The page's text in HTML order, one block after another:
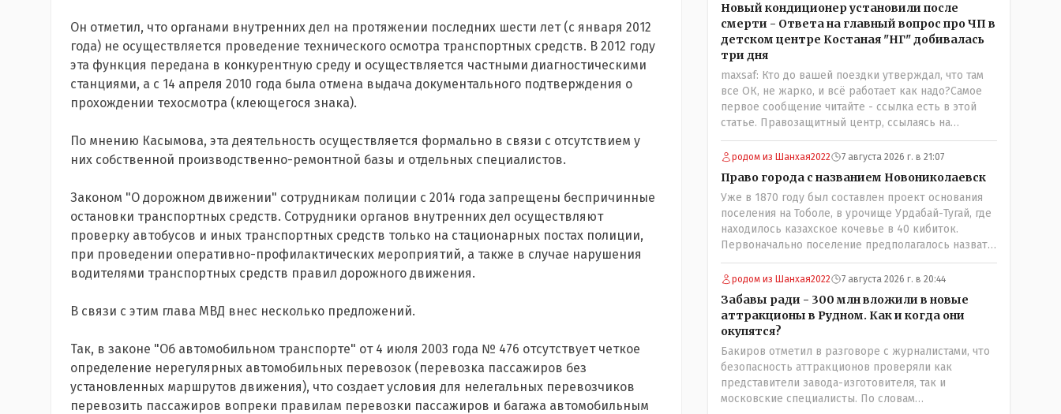
Он отметил, что органами внутренних дел на протяжении последних шести лет (с января 2012
года) не осуществляется проведение технического осмотра транспортных средств. В 2012 году
эта функция передана в конкурентную среду и осуществляется частными диагностическими
станциями, а с 14 апреля 2010 года была отмена выдача документального подтверждения о
прохождении техосмотра (клеющегося знака).
По мнению Касымова, эта деятельность осуществляется формально в связи с отсутствием у
них собственной производственно-ремонтной базы и отдельных специалистов.
Законом "О дорожном движении" сотрудникам полиции с 2014 года запрещены беспричинные
остановки транспортных средств. Сотрудники органов внутренних дел осуществляют
проверку автобусов и иных транспортных средств только на стационарных постах полиции,
при проведении оперативно-профилактических мероприятий, а также в случае нарушения
водителями транспортных средств правил дорожного движения.
В связи с этим глава МВД внес несколько предложений.
Так, в законе "Об автомобильном транспорте" от 4 июля 2003 года № 476 отсутствует четкое
определение нерегулярных автомобильных перевозок (перевозка пассажиров без
установленных маршрутов движения), что создает условия для нелегальных перевозчиков
перевозить пассажиров вопреки правилам перевозки пассажиров и багажа автомобильным
Новый кондиционер установили после
смерти - Ответа на главный вопрос про ЧП в
детском центре Костаная "НГ" добивалась
три дня
maxsaf: Кто до вашей поездки утверждал, что там
все ОК, не жарко, и всё работает как надо?Самое
первое сообщение читайте - ссылка есть в этой
статье. Правозащитный центр, ссылаясь на
обсуждение сотрудников интерната в рабочем
чате, которые прислали ему в виде
добивались установки кондиционеров в
помещениях, где есть дети, однако к настоящему
времени их установили только в помещениях,
предназначенных для административно-
управленческого персонала. И Также в каждой
группе установлены кондиционеры, питьевой и
температурный режимы, которые взяты на особый
контроль, учитывая погодные условия в это лето.
Мы решили. что это - противоречие. Вы считаете
иначе?
родом из Шанхая2022 7 августа 2026 г. в 21:07
Право города с названием Новониколаевск
Уже в 1870 году был составлен проект основания
поселения на Тоболе, в урочище Урдабай-Тугай, где
находилось казахское кочевье в 40 кибиток.
Первоначально поселение предполагалось назвать
Урдабаем по имени урочища. .......из всего этого
следует что комиссии ономастической надо
ознакомиться с историей города и принять
справедливое решение с названием Урдабай-Тугай
40 кибиток или просто Урдабай таким образом они
убьют сразу двух зайцев царского и
коммуняцкого....и справедливость
восторжествует....
родом из Шанхая2022 7 августа 2026 г. в 20:44
Забавы ради - 300 млн вложили в новые
аттракционы в Рудном. Как и когда они
окупятся?
Бакиров отметил в разговоре с журналистами, что
безопасность аттракционов проверяли как
представители завода-изготовителя, так и
московские специалисты. По словам